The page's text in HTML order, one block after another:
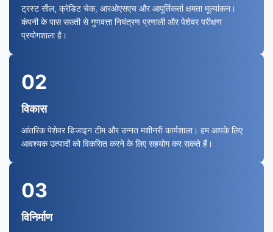
ट्रस्ट सील, क्रेडिट चेक, आरओएसएच और आपूर्तिकर्ता क्षमता मूल्यांकन।
कंपनी के पास सख्ती से गुणवत्ता नियंत्रण प्रणाली और पेशेवर परीक्षण
प्रयोगशाला है।
02
विकास
आंतरिक पेशेवर डिजाइन टीम और उन्नत मशीनरी कार्यशाला। हम आपके लिए
आवश्यक उत्पादों को विकसित करने के लिए सहयोग कर सकते हैं।
03
विनिर्माण